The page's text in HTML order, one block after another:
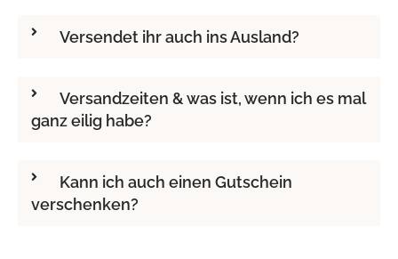
Versendet ihr auch ins Ausland?
Versandzeiten & was ist, wenn ich es mal
ganz eilig habe?
Kann ich auch einen Gutschein
verschenken?